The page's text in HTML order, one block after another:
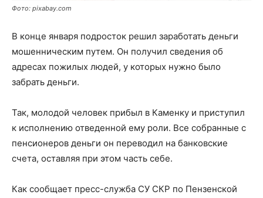
Фото: pixabay.com
В конце января подросток решил заработать деньги
мошенническим путем. Он получил сведения об
адресах пожилых людей, у которых нужно было
забрать деньги.
Так, молодой человек прибыл в Каменку и приступил
к исполнению отведенной ему роли. Все собранные с
пенсионеров деньги он переводил на банковские
счета, оставляя при этом часть себе.
Как сообщает пресс-служба СУ СКР по Пензенской